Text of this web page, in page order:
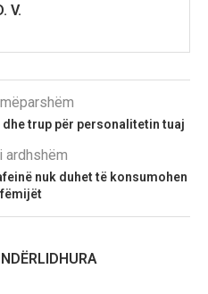
V.
trup për personalitetin tuaj
ardhshëm
nuk duhet të konsumohen